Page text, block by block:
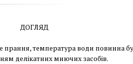
ДОГЛЯД
прання, температура води повинна
делікатних миючих засобів.